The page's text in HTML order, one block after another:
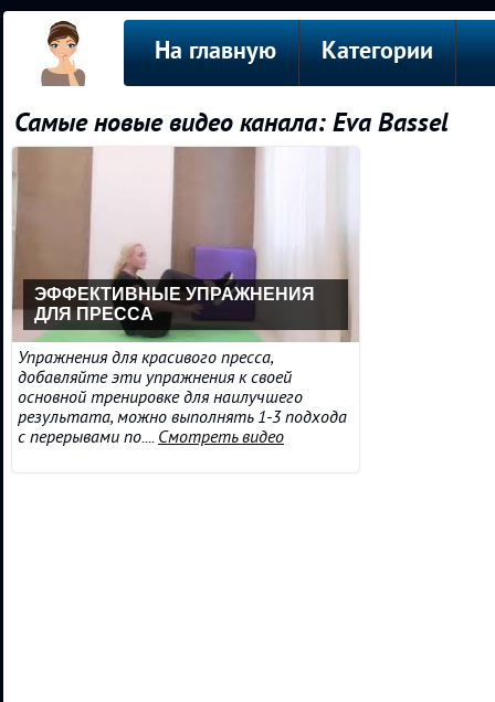
На главную Категории
Самые новые видео канала: Eva Bassel
ЭФФЕКТИВНЫЕ УПРАЖНЕНИЯ
ДЛЯ ПРЕССА
Упражнения для красивого пресса,
добавляйте эти упражнения к своей
основной тренировке для наилучшего
результата, можно выполнять 1-3 подхода
с перерывами по.... Смотреть видео